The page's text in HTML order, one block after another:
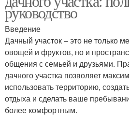
руководство
Введение
Дачный участок – это не только
овощей и фруктов, но и
общения с семьей и друзьями.
дачного участка позволяет
использовать территорию,
отдыха и сделать ваше
более комфортным.